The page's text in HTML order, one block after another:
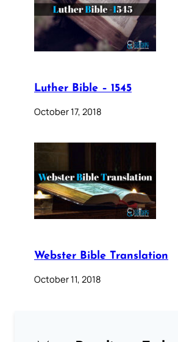
Luther Bible – 1545
October 17, 2018
Webster Bible Translation
October 11, 2018